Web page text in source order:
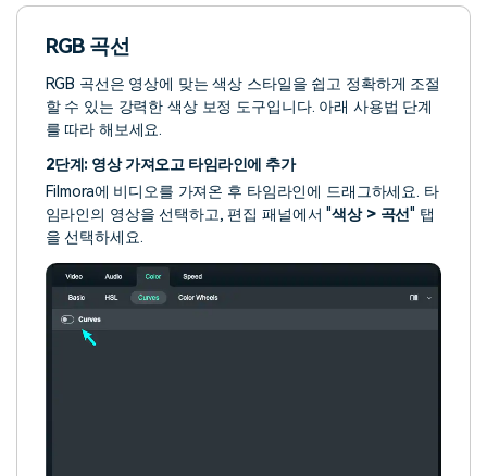
RGB 곡선
RGB 곡선은 영상에 맞는 색상 스타일을 쉽고 정확하게 조절
할 수 있는 강력한 색상 보정 도구입니다. 아래 사용법 단계
를 따라 해보세요.
2단계: 영상 가져오고 타임라인에 추가
Filmora에 비디오를 가져온 후 타임라인에 드래그하세요. 타
임라인의 영상을 선택하고, 편집 패널에서 "색상 > 곡선" 탭
을 선택하세요.